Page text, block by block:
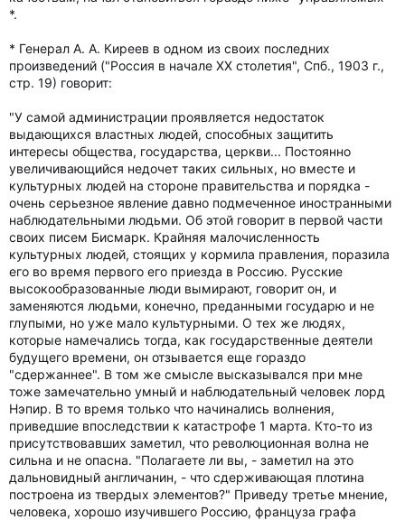
*.
* Генерал А. А. Киреев в одном из своих последних
произведений ("Россия в начале XX столетия", Спб., 1903 г.,
стр. 19) говорит:
"У самой администрации проявляется недостаток
выдающихся властных людей, способных защитить
интересы общества, государства, церкви... Постоянно
увеличивающийся недочет таких сильных, но вместе и
культурных людей на стороне правительства и порядка -
очень серьезное явление давно подмеченное иностранными
наблюдательными людьми. Об этой говорит в первой части
своих писем Бисмарк. Крайняя малочисленность
культурных людей, стоящих у кормила правления, поразила
его во время первого его приезда в Россию. Русские
высокообразованные люди вымирают, говорит он, и
заменяются людьми, конечно, преданными государю и не
глупыми, но уже мало культурными. О тех же людях,
которые намечались тогда, как государственные деятели
будущего времени, он отзывается еще гораздо
"сдержаннее". В том же смысле высказывался при мне
тоже замечательно умный и наблюдательный человек лорд
Нэпир. В то время только что начинались волнения,
приведшие впоследствии к катастрофе 1 марта. Кто-то из
присутствовавших заметил, что революционная волна не
сильна и не опасна. "Полагаете ли вы, - заметил на это
дальновидный англичанин, - что сдерживающая плотина
построена из твердых элементов?" Приведу третье мнение,
человека, хорошо изучившего Россию, француза графа